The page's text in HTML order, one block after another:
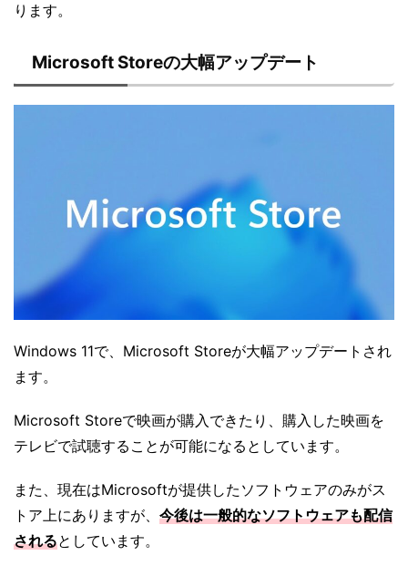
ります。
Microsoft Storeの大幅アップデート
Windows 11で、Microsoft Storeが大幅アップデートされ
ます。
Microsoft Storeで映画が購入できたり、購入した映画を
テレビで試聴することが可能になるとしています。
また、現在はMicrosoftが提供したソフトウェアのみがス
トア上にありますが、 今後は一般的なソフトウェアも配信
されるとしています。